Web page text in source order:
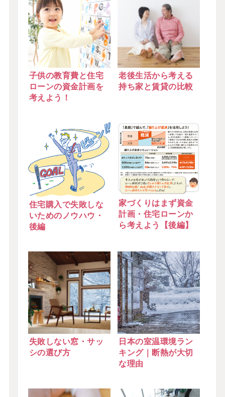
子供の教育費と住宅
ローンの資金計画を
考えよう！
老後生活から考える
持ち家と賃貸の比較
住宅購入で失敗しな
いためのノウハウ・
後編
家づくりはまず資金
計画・住宅ローンか
ら考えよう【後編】
失敗しない窓・サッ
シの選び方
日本の室温環境ラン
キング｜断熱が大切
な理由